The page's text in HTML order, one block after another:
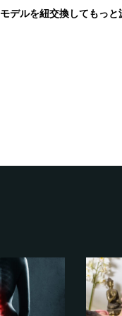
デルを紐交換してもっと